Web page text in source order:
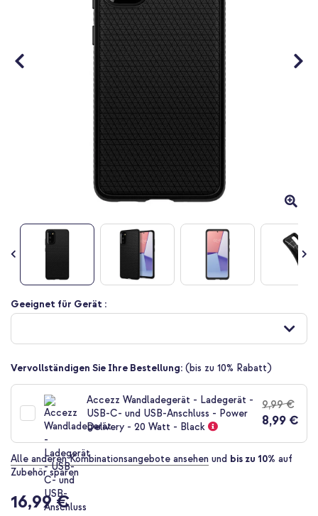
Zum
Anfang
Bildgalerie
Geeignet für Gerät :
Vervollständigen Sie Ihre Bestellung: (bis zu 10% Rabatt)
Accezz Wandladegerät - Ladegerät -
USB-C- und USB-Anschluss - Power
Delivery - 20 Watt - Black
9,99 €
8,99 €
Alle anderen Kombinationsangebote ansehen und bis zu 10% auf
Zubehör sparen
16,99 €